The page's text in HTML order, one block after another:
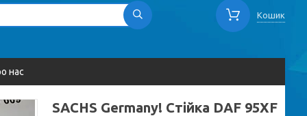
Кошик
нас
SACHS Germany! Стійка DAF 95XF